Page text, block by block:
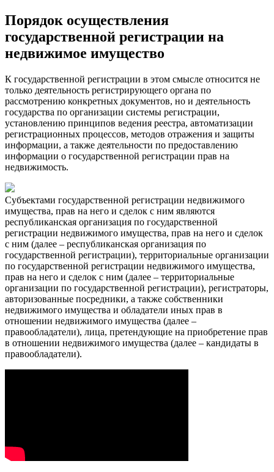
Порядок осуществления
государственной регистрации на
недвижимое имущество
К государственной регистрации в этом смысле относится не
только деятельность регистрирующего органа по
рассмотрению конкретных документов, но и деятельность
государства по организации системы регистрации,
установлению принципов ведения реестра, автоматизации
регистрационных процессов, методов отражения и защиты
информации, а также деятельности по предоставлению
информации о государственной регистрации прав на
недвижимость.
Субъектами государственной регистрации недвижимого
имущества, прав на него и сделок с ним являются
республиканская организация по государственной
регистрации недвижимого имущества, прав на него и сделок
с ним (далее – республиканская организация по
государственной регистрации), территориальные организации
по государственной регистрации недвижимого имущества,
прав на него и сделок с ним (далее – территориальные
организации по государственной регистрации), регистраторы,
авторизованные посредники, а также собственники
недвижимого имущества и обладатели иных прав в
отношении недвижимого имущества (далее –
правообладатели), лица, претендующие на приобретение прав
в отношении недвижимого имущества (далее – кандидаты в
правообладатели).